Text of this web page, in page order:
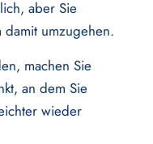
aber Sie
damit umzugehen.
machen Sie
an dem Sie
wieder